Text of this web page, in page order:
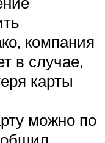
компания
в случае,
карты
можно по